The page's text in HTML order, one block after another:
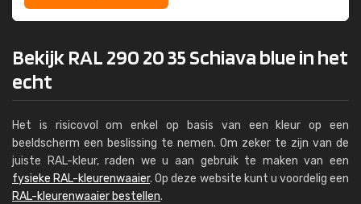
Bekijk RAL 290 20 35 Schiava blue in het
echt
Het is risicovol om enkel op basis van een kleur op een
beeldscherm een beslissing te nemen. Om zeker te zijn van de
juiste RAL-kleur, raden we u aan gebruik te maken van een
fysieke RAL-kleurenwaaier. Op deze website kunt u voordelig een
RAL-kleurenwaaier bestellen.